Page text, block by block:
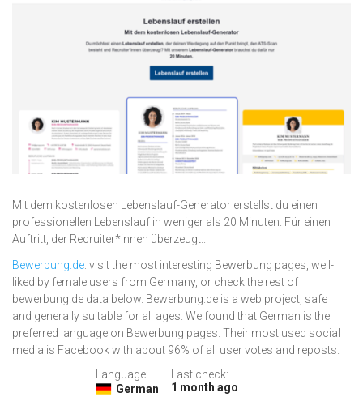
Mit dem kostenlosen Lebenslauf-Generator erstellst du einen
professionellen Lebenslauf in weniger als 20 Minuten. Für einen
Auftritt, der Recruiter*innen überzeugt..
Bewerbung.de: visit the most interesting Bewerbung pages, well-
liked by female users from Germany, or check the rest of
bewerbung.de data below. Bewerbung.de is a web project, safe
and generally suitable for all ages. We found that German is the
preferred language on Bewerbung pages. Their most used social
media is Facebook with about 96% of all user votes and reposts.
Language:
German
Last check:
1 month ago